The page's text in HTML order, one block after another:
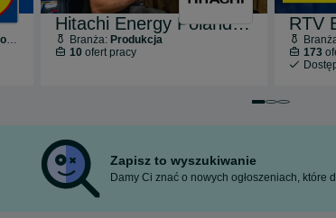
Hitachi Energy Poland Sp. z o.o.
Branża: Produkcja
10 ofert pracy
RTV
173
Przejdź do
Przejdź
Przejdź
Zapisz to wyszukiwanie
Damy Ci znać o nowych ogłoszeniach, które